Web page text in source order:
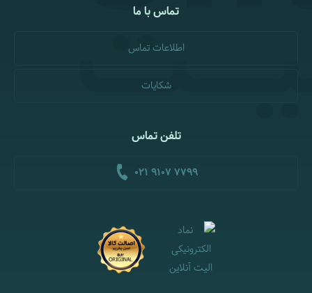
تماس با ما
اطلاعات تماس
شکایات
تلفن تماس
021 9107 7799